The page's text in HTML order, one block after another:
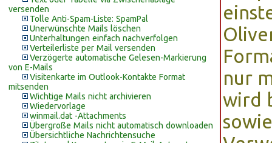
versenden
Tolle Anti-Spam-Liste: SpamPal
Unerwünschte Mails löschen
Unterhaltungen einfach nachverfolgen
Verteilerliste per Mail versenden
Verzögerte automatische Gelesen-Markierung
von E-Mails
Visitenkarte im Outlook-Kontakte Format
mitsenden
Wichtige Mails nicht archivieren
Wiedervorlage
winmail.dat -Attachments
Übergroße Mails nicht automatisch downloaden
Übersichtliche Nachrichtensuche
nur
wird